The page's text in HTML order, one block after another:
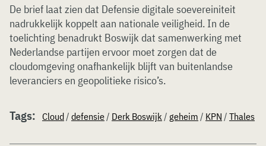
De brief laat zien dat Defensie digitale soevereiniteit
nadrukkelijk koppelt aan nationale veiligheid. In de
toelichting benadrukt Boswijk dat samenwerking met
Nederlandse partijen ervoor moet zorgen dat de
cloudomgeving onafhankelijk blijft van buitenlandse
leveranciers en geopolitieke risico’s.
Tags: Cloud/ defensie/ Derk Boswijk/ geheim / KPN / Thales